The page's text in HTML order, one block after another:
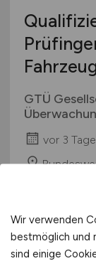
GTÜ
vor 3
Wir verwenden
bestmöglich und
sind einige